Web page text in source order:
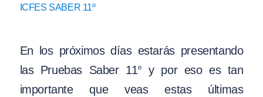
ICFES SABER 11º
En los próximos días estarás presentando
las Pruebas Saber 11° y por eso es tan
importante que veas estas últimas